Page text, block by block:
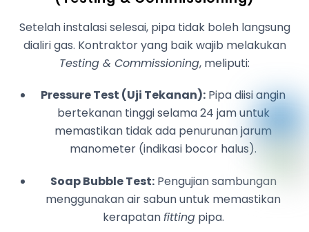
Setelah instalasi selesai, pipa tidak boleh langsung
dialiri gas. Kontraktor yang baik wajib melakukan
Testing & Commissioning, meliputi:
Pressure Test (Uji Tekanan): Pipa diisi angin
bertekanan tinggi selama 24 jam untuk
memastikan tidak ada penurunan jarum
manometer (indikasi bocor halus).
Soap Bubble Test:Pengujian sambungan
menggunakan air sabun untuk memastikan
kerapatanfittingpipa.